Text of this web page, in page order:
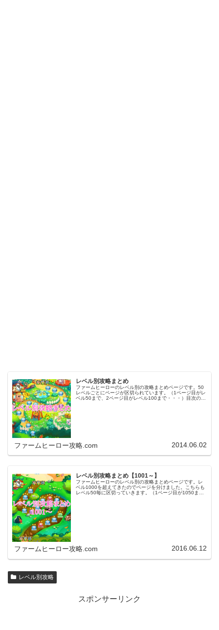
レベル別攻略まとめ
ファームヒーローのレベル別の攻略まとめページです。50
レベルごとにページが区切られています。（1ページ目がレ
ベル50まで、2ページ目がレベル100まで・・・）目次のリ
ファームヒーロー攻略.com 2014.06.02
レベル別攻略まとめ【1001～】
ファームヒーローのレベル別の攻略まとめページです。レ
ベル1000を超えてきたのでページを分けました。こちらも
レベル50毎に区切っていきます。（1ページ目が1050ま
ファームヒーロー攻略.com 2016.06.12
レベル別攻略
スポンサーリンク